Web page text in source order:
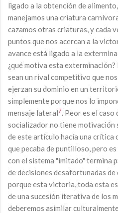
ligado a la obtención de
manejamos una criatura
cazamos otras criaturas, y cada
puntos que nos acercan a la
avance está ligado a la
¿qué motiva esta exterminación?
sean un rival competitivo que
ejerzan su dominio en un
simplemente porque nos lo
mensaje lateral7. Peor es el
socializador no tiene motivación
de este artículo hacía una crítica
que pecaba de puntilloso, pero
con el sistema "imitado" termina
de decisiones desafortunadas
porque esta victoria, toda esta
de una sucesión iterativa de los
deberemos asimilar